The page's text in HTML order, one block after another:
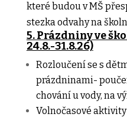
které budou v MŠ
stezka odvahy na
5. Prázdniny ve
24.8.-31.8.26)
Rozloučení se s
prázdninami-
chování u vody, na
Volnočasové